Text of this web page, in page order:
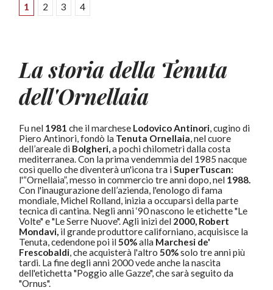
1 2 3 4
La storia della Tenuta
dell'Ornellaia
Fu nel 1981 che il marchese Lodovico Antinori, cugino di
Piero Antinori, fondò la Tenuta Ornellaia, nel cuore
dell’areale di Bolgheri,a pochi chilometri dalla costa
mediterranea. Con la prima vendemmia del 1985 nacque
così quello che diventerà un'icona tra iSuperTuscan:
l'“Ornellaia”, messo in commercio tre anni dopo, nel 1988.
Con l'inaugurazione dell’azienda, l'enologo di fama
mondiale, Michel Rolland, inizia a occuparsi della parte
tecnica di cantina. Negli anni ‘90 nascono le etichette "Le
Volte" e "Le Serre Nuove". Agli inizi del 2000, Robert
Mondavi, il grande produttore californiano, acquisisce la
Tenuta, cedendone poi il50%alla Marchesi de'
Frescobaldi, che acquisterà l'altro50%solo tre anni più
tardi. La fine degli anni 2000 vede anche la nascita
dell'etichetta "Poggio alle Gazze", che sarà seguito da
"Ornus".